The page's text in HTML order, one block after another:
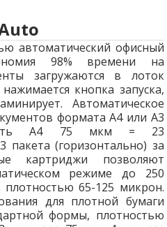
автоматический офисный
98% времени на
загружаются в лоток
кнопка запуска,
Автоматическое
формата A4 или A3
А4 75 мкм = 23
пакета (горизонтально) за
картриджи позволяют
режиме до 250
65-125 микрон.
для плотной бумаги
формы, плотностью